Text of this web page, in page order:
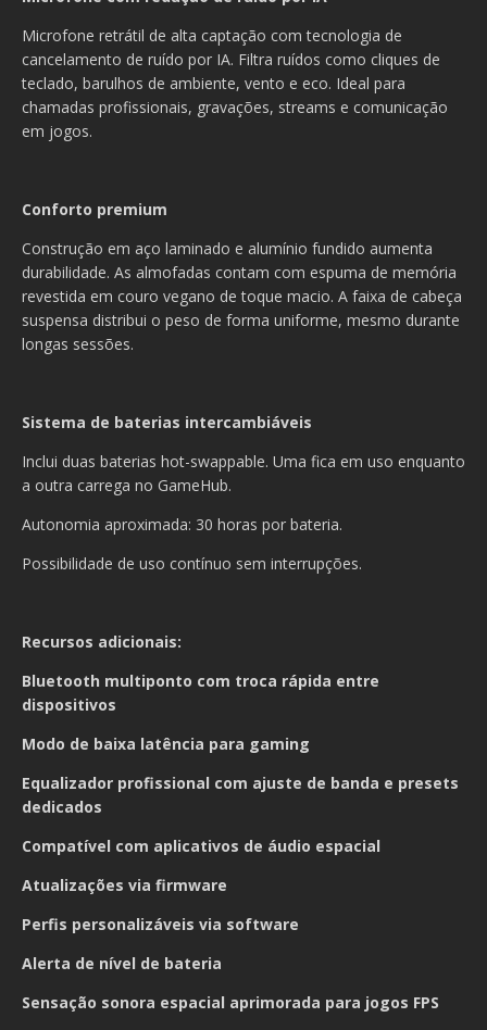
Microfone retrátil de alta captação com tecnologia de
cancelamento de ruído por IA. Filtra ruídos como cliques de
teclado, barulhos de ambiente, vento e eco. Ideal para
chamadas profissionais, gravações, streams e comunicação
em jogos.
Conforto premium
Construção em aço laminado e alumínio fundido aumenta
durabilidade. As almofadas contam com espuma de memória
revestida em couro vegano de toque macio. A faixa de cabeça
suspensa distribui o peso de forma uniforme, mesmo durante
longas sessões.
Sistema de baterias intercambiáveis
Inclui duas baterias hot-swappable. Uma fica em uso enquanto
a outra carrega no GameHub.
Autonomia aproximada: 30 horas por bateria.
Possibilidade de uso contínuo sem interrupções.
Recursos adicionais:
Bluetooth multiponto com troca rápida entre
dispositivos
Modo de baixa latência para gaming
Equalizador profissional com ajuste de banda e presets
dedicados
Compatível com aplicativos de áudio espacial
Atualizações via firmware
Perfis personalizáveis via software
Alerta de nível de bateria
Sensação sonora espacial aprimorada para jogos FPS